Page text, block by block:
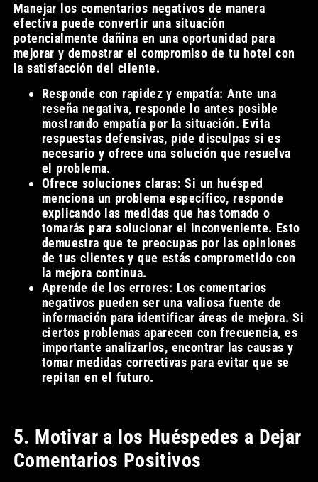
Manejar los comentarios negativos de manera
efectiva puede convertir una situación
potencialmente dañina en una oportunidad para
mejorar y demostrar el compromiso de tu hotel con
la satisfacción del cliente.
Responde con rapidez y empatía: Ante una
reseña negativa, responde lo antes posible
mostrando empatía por la situación. Evita
respuestas defensivas, pide disculpas si es
necesario y ofrece una solución que resuelva
el problema.
Ofrece soluciones claras: Si un huésped
menciona un problema específico, responde
explicando las medidas que has tomado o
tomarás para solucionar el inconveniente. Esto
demuestra que te preocupas por las opiniones
de tus clientes y que estás comprometido con
la mejora continua.
Aprende de los errores: Los comentarios
negativos pueden ser una valiosa fuente de
información para identificar áreas de mejora. Si
ciertos problemas aparecen con frecuencia, es
importante analizarlos, encontrar las causas y
tomar medidas correctivas para evitar que se
repitan en el futuro.
5. Motivar a los Huéspedes a Dejar
Comentarios Positivos